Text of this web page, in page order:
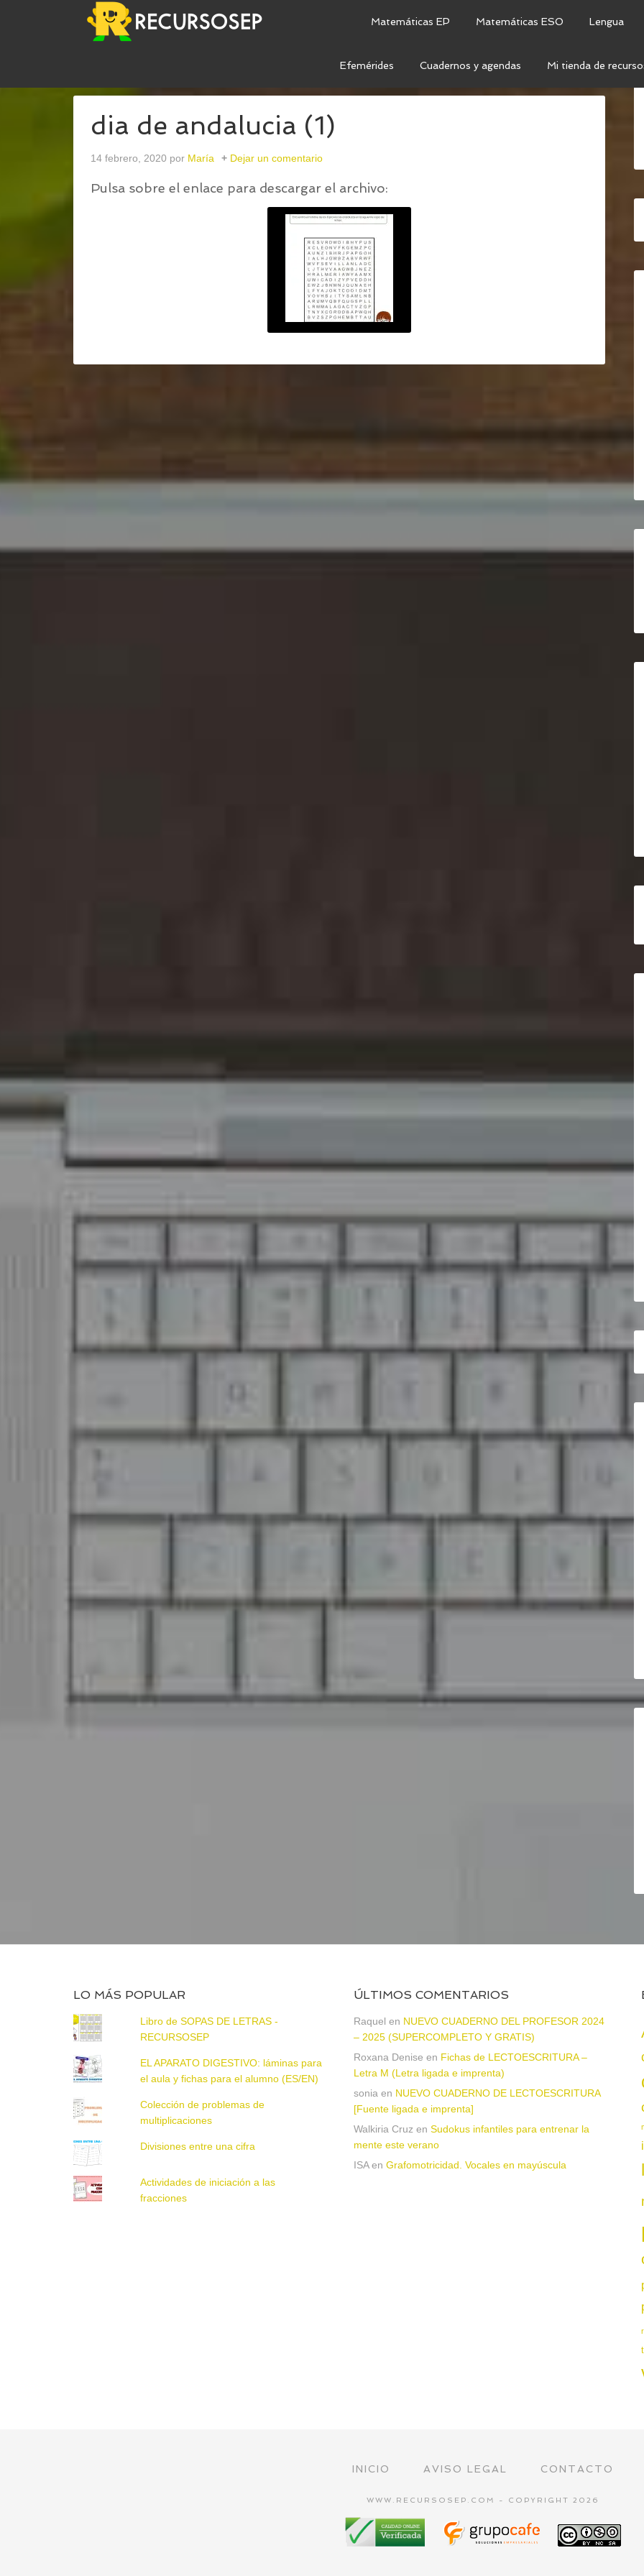
Matemáticas EP Matemáticas ESO Lengua
Efemérides Cuadernos y agendas Mi tienda de
DIA DE ANDALUCIA (1)
dia de andalucia (1)
14 febrero, 2020 por María Dejar un comentario
Pulsa sobre el enlace para descargar el archivo:
LO MÁS POPULAR
Libro de SOPAS DE LETRAS -
RECURSOSEP
EL APARATO DIGESTIVO: láminas para
el aula y fichas para el alumno (ES/EN)
Colección de problemas de
multiplicaciones
Divisiones entre una cifra
Actividades de iniciación a las
fracciones
ÚLTIMOS COMENTARIOS
Raquel en NUEVO CUADERNO DEL PROFESOR 2024
– 2025 (SUPERCOMPLETO Y GRATIS)
Roxana Denise en Fichas de LECTOESCRITURA –
Letra M (Letra ligada e imprenta)
sonia en NUEVO CUADERNO DE LECTOESCRITURA
[Fuente ligada e imprenta]
Walkiria Cruz en Sudokus infantiles para entrenar la
mente este verano
ISAen Grafomotricidad. Vocales en mayúscula
INICIO AVISO LEGAL CONTACTO
WWW.RECURSOSEP.COM - COPYRIGHT 2026